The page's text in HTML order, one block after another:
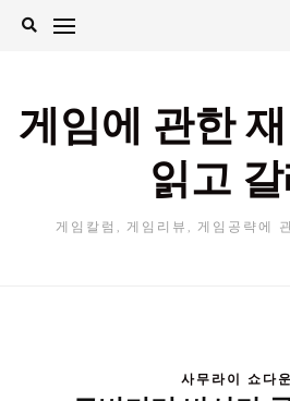
Skip
게임에 관한
읽고 갈
게임칼럼, 게임리뷰, 게임공략에
사무라이 쇼다